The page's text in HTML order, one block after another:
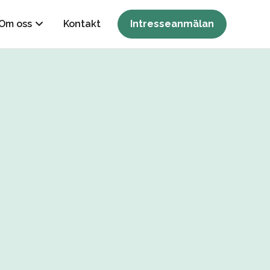
oss Kontakt Intresseanmälan